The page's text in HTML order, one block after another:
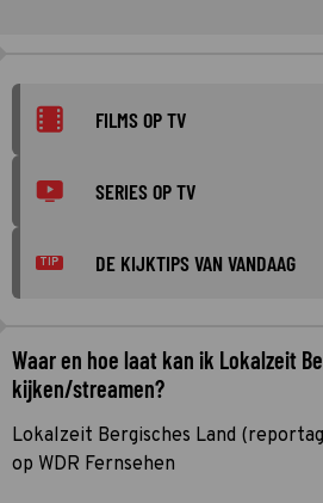
FILMS OP TV
SERIES OP TV
TIP DE KIJKTIPS VAN VANDAAG
Waar en hoe laat kan ik Lokalzeit
kijken/streamen?
Lokalzeit Bergisches Land
op WDR Fernsehen